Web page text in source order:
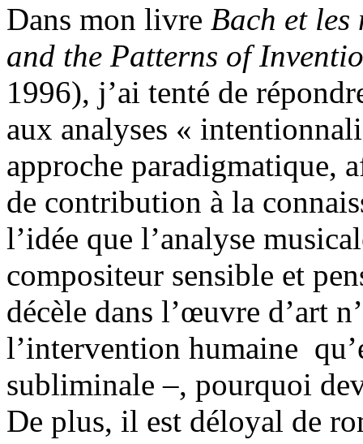
Dans mon livre Bach et les
and the Patterns of
1996), j’ai tenté de
aux analyses «
approche paradigmatique,
de contribution à la
l’idée que l’analyse
compositeur sensible et
décèle dans l’œuvre d’art
l’intervention humaine
subliminale –, pourquoi
De plus, il est déloyal de